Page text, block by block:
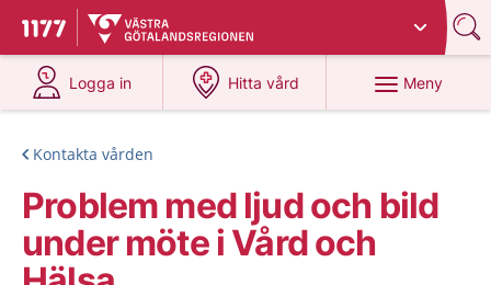
Till startsidan för 1177
Du har valt region
Logga in
på 1177.se
Hitta vård
på 1177.se
Meny
Kontakta vården
Problem med ljud och bild
under möte i Vård och